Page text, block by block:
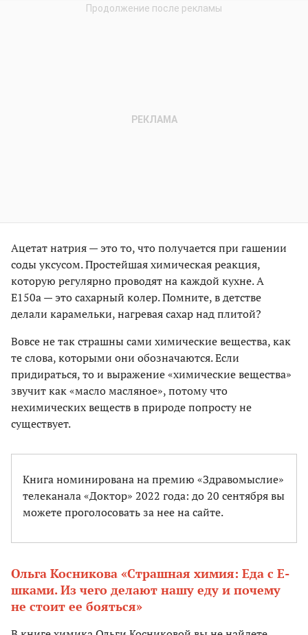
Ацетат натрия — это то, что получается при гашении
соды уксусом. Простейшая химическая реакция,
которую регулярно проводят на каждой кухне. А
Е150a — это сахарный колер. Помните, в детстве
делали карамельки, нагревая сахар над плитой?
Вовсе не так страшны сами химические вещества, как
те слова, которыми они обозначаются. Если
придираться, то и выражение «химические вещества»
звучит как «масло масляное», потому что
нехимических веществ в природе попросту не
существует.
Книга номинирована на премию «Здравомыслие»
телеканала «Доктор» 2022 года: до 20 сентября вы
можете проголосовать за нее на сайте.
Ольга Косникова «Страшная химия: Еда с Е-
шками. Из чего делают нашу еду и почему
не стоит ее бояться»